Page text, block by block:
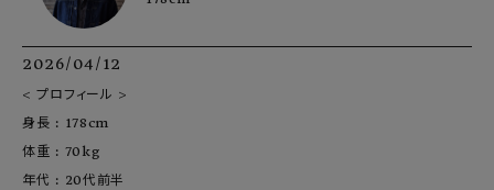
2026/04/12
< プロフィール >
身長 : 178cm
体重 : 70kg
年代 : 20代前半